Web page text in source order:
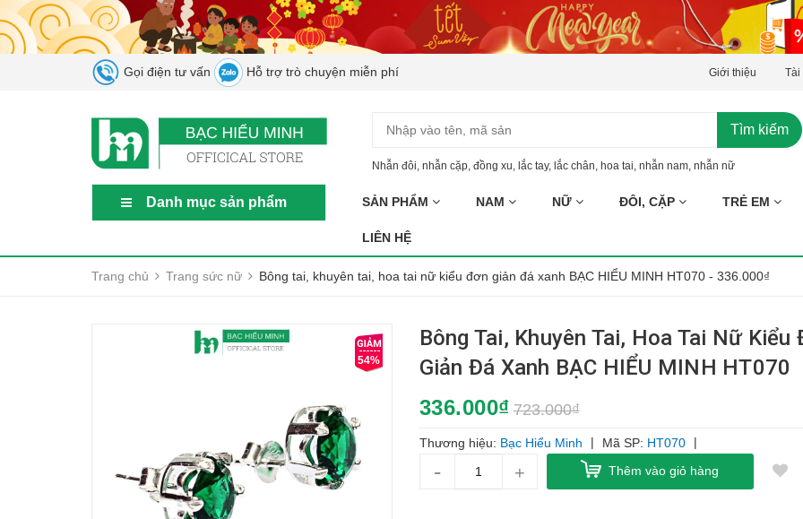
Gọi điện tư vấn Hỗ trợ trò chuyện miễn phí Giới thiệu Tài
Tìm kiếm
Nhẫn đôi nhẫn cặp đồng xu lắc tay, lắc chân hoa tai nhẫn nam nhẫn nữ
Danh mục sản phẩm SẢN PHẨM NAM NỮ ĐÔI, CẶP TRẺ EM
LIÊN HỆ
Trang chủ Trang sức nữ Bông tai, khuyên tai, hoa tai nữ kiểu đơn giản đá xanh BẠC HIỂU MINH HT070 - 336.000₫
54%
Bông Tai, Khuyên Tai, Hoa Tai Nữ Kiểu
Giản Đá Xanh BẠC HIỂU MINH HT070
336.000₫ 723.000₫
Thương hiệu: Bạc Hiểu Minh | Mã SP: HT070 |
- + Thêm vào giỏ hàng